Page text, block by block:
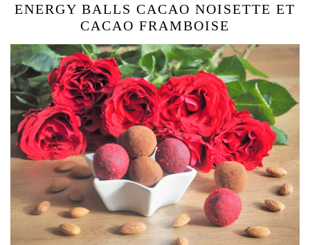
ENERGY BALLS CACAO NOISETTE ET
CACAO FRAMBOISE